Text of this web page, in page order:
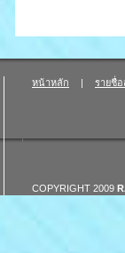
หน้าหลัก | รายชื่
COPYRIGHT 2009